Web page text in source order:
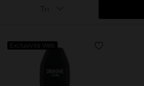
Tri
Exclusivité Web